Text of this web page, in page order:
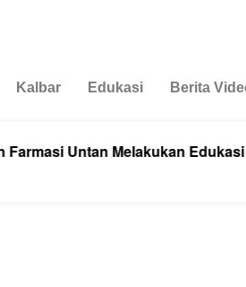
Kalbar Edukasi Berita
Melakukan Edukasi dan